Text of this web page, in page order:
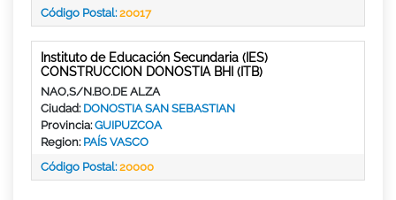
Código Postal:20017
Instituto de Educación Secundaria (IES)
CONSTRUCCION DONOSTIA BHI (ITB)
NAO,S/N.BO.DE ALZA
Ciudad: DONOSTIA SAN SEBASTIAN
Provincia:GUIPUZCOA
Region: PAÍS VASCO
Código Postal:20000